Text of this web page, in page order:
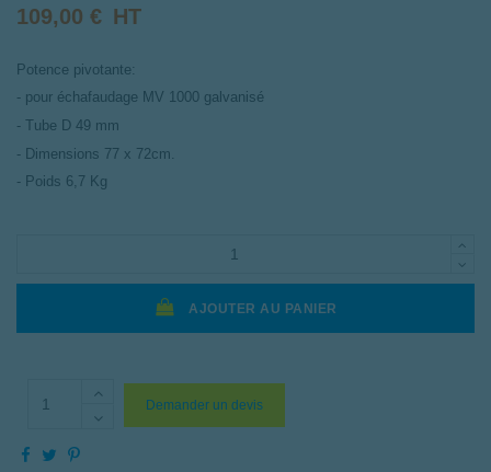
109,00 € HT
Potence pivotante:
- pour échafaudage MV 1000 galvanisé
- Tube D 49 mm
- Dimensions 77 x 72cm.
- Poids 6,7 Kg
AJOUTER AU PANIER
Demander un devis